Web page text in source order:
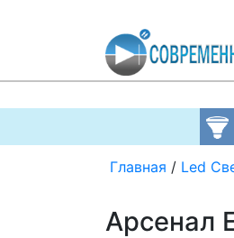
Главная / Led
Арсенал